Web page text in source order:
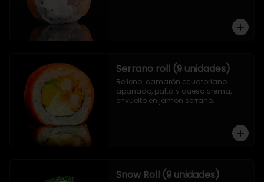
Serrano roll (9 unidades)
Relleno: camarón ecuatoriano
apanado, palta y queso crema,
envuelto en jamón serrano.
Snow Roll (9 unidades)